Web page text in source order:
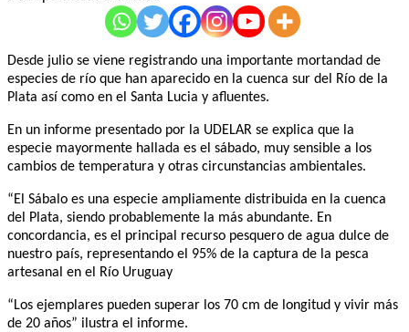
Desde julio se viene registrando una importante mortandad de
especies de río que han aparecido en la cuenca sur del Río de la
Plata así como en el Santa Lucia y afluentes.
En un informe presentado por la UDELAR se explica que la
especie mayormente hallada es el sábado, muy sensible a los
cambios de temperatura y otras circunstancias ambientales.
“El Sábalo es una especie ampliamente distribuida en la cuenca
del Plata, siendo probablemente la más abundante. En
concordancia, es el principal recurso pesquero de agua dulce de
nuestro país, representando el 95% de la captura de la pesca
artesanal en el Río Uruguay
“Los ejemplares pueden superar los 70 cm de longitud y vivir más
de 20 años” ilustra el informe.